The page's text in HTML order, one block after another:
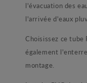
l'évacuation des
l'arrivée d'eaux
Choisissez ce tube
également
montage.